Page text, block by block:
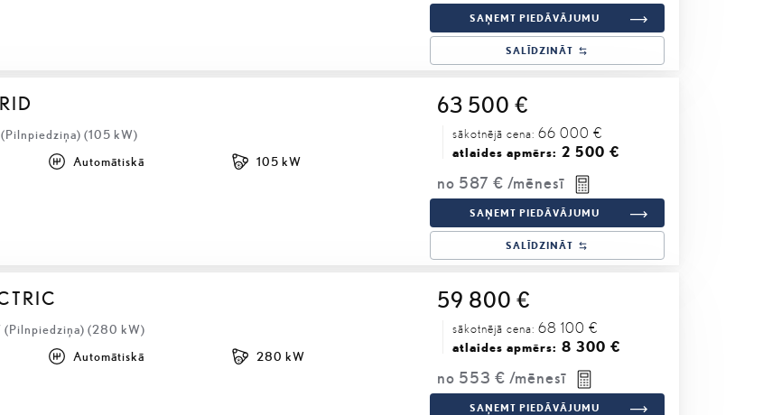
SAŅEMT PIEDĀVĀJUMU
SALĪDZINĀT
(105 kW)
63 500 €
sākotnējā cena: 66 000 €
atlaides apmērs: 2 500 €
no 587 € /mēnesī
Automātiskā 105 kW
SAŅEMT PIEDĀVĀJUMU
SALĪDZINĀT
(Pilnpiedziņa) (280 kW)
59 800 €
sākotnējā cena: 68 100 €
atlaides apmērs: 8 300 €
no 553 € /mēnesī
Automātiskā 280 kW
SAŅEMT PIEDĀVĀJUMU